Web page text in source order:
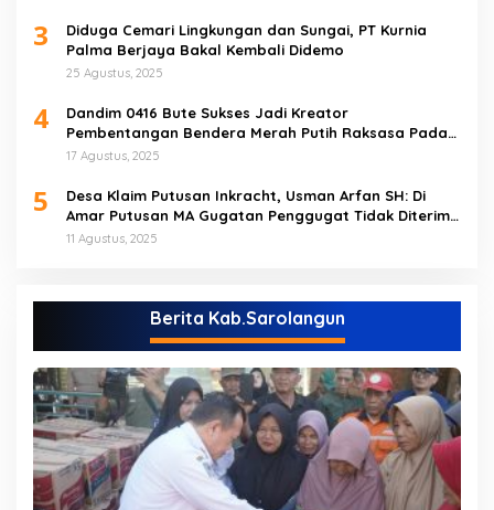
3
Diduga Cemari Lingkungan dan Sungai, PT Kurnia
Palma Berjaya Bakal Kembali Didemo
25 Agustus, 2025
4
Dandim 0416 Bute Sukses Jadi Kreator
Pembentangan Bendera Merah Putih Raksasa Pada
Peringatan HUT RI ke 80 di Tebo
17 Agustus, 2025
5
Desa Klaim Putusan Inkracht, Usman Arfan SH: Di
Amar Putusan MA Gugatan Penggugat Tidak Diterima
(NO)
11 Agustus, 2025
Berita Kab.Sarolangun